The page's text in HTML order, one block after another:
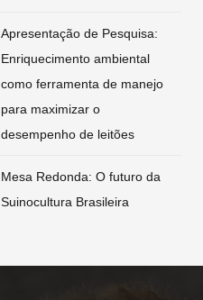
Apresentação de Pesquisa:
Enriquecimento ambiental
como ferramenta de manejo
para maximizar o
desempenho de leitões
Mesa Redonda: O futuro da
Suinocultura Brasileira